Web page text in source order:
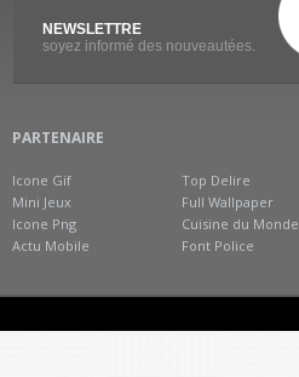
NEWSLETTRE
soyez informé des nouveautées.
PARTENAIRE
Icone Gif
Mini Jeux
Icone Png
Actu Mobile
Top Delire
Full Wallpaper
Cuisine du Monde
Font Police